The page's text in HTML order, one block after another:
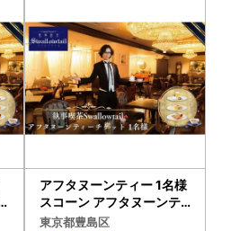
アフタヌーンティー 1名様
スコーン アフタヌーンテ
ィー
東京都豊島区